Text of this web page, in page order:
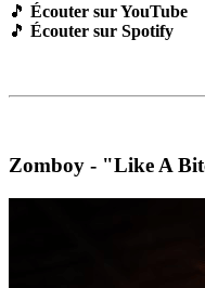
🎵 Écouter sur YouTube
🎵 Écouter sur Spotify
Zomboy - "Like A